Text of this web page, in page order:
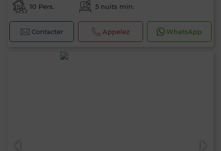
10 Pers. 5 nuits min.
Contacter Appelez WhatsApp